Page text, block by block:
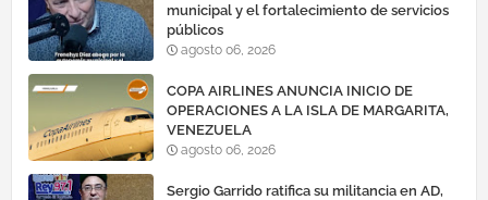
municipal y el fortalecimiento de servicios
públicos
agosto 06, 2026
COPA AIRLINES ANUNCIA INICIO DE
OPERACIONES A LA ISLA DE MARGARITA,
VENEZUELA
agosto 06, 2026
Sergio Garrido ratifica su militancia en AD,